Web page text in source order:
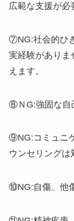
広範な支援が必
⑦NG:社会的ひ
実経験がありま
えます。
⑧ＮG:強固な自
⑨NG:コミュニ
ウンセリングは
⑩NG:自傷、他